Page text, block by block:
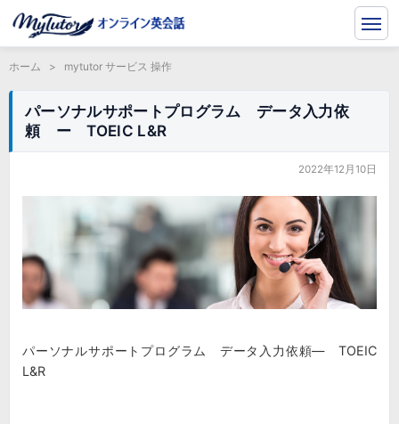
ホーム > mytutor サービス 操作
パーソナルサポートプログラム データ入力依
頼 ー TOEIC L&R
2022年12月10日
パーソナルサポートプログラム データ入力依頼― TOEIC
L&R